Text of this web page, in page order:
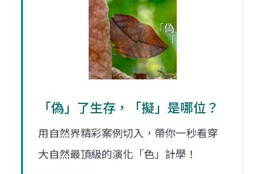
「偽」了生存，「擬」是哪位？
用自然界精彩案例切入，帶你一秒看穿
大自然最頂級的演化「色」計學！